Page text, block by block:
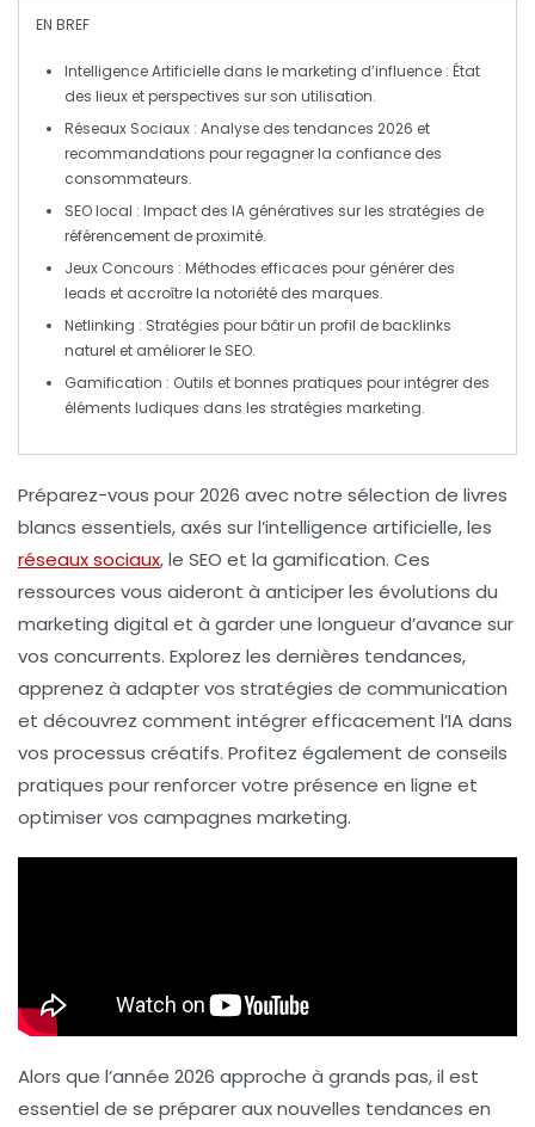
EN BREF
Intelligence Artificielle dans le marketing d’influence : État
des lieux et perspectives sur son utilisation.
Réseaux Sociaux : Analyse des tendances 2026 et
recommandations pour regagner la confiance des
consommateurs.
SEO local : Impact des IA génératives sur les stratégies de
référencement de proximité.
Jeux Concours : Méthodes efficaces pour générer des
leads et accroître la notoriété des marques.
Netlinking : Stratégies pour bâtir un profil de backlinks
naturel et améliorer le SEO.
Gamification : Outils et bonnes pratiques pour intégrer des
éléments ludiques dans les stratégies marketing.
Préparez-vous pour2026 avec notre sélection de livres
blancs essentiels, axés sur l’intelligence artificielle, les
réseaux sociaux, le SEO et la gamification. Ces
ressources vous aideront à anticiper les évolutions du
marketing digital et à garder une longueur d’avance sur
vos concurrents. Explorez les dernières tendances,
apprenez à adapter vos stratégies de communication
et découvrez comment intégrer efficacement l’IA dans
vos processus créatifs. Profitez également de conseils
pratiques pour renforcer votre présence en ligne et
optimiser vos campagnes marketing.
Alors que l’année 2026 approche à grands pas, il est
essentiel de se préparer aux nouvelles tendances en